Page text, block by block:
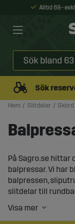
Alltid 69:-
Sök
Hem Slitdelar
På Sagro.se
balpressar. Vi har
balpressen,
slitdelar till
små balar,
Våra slitdelar för